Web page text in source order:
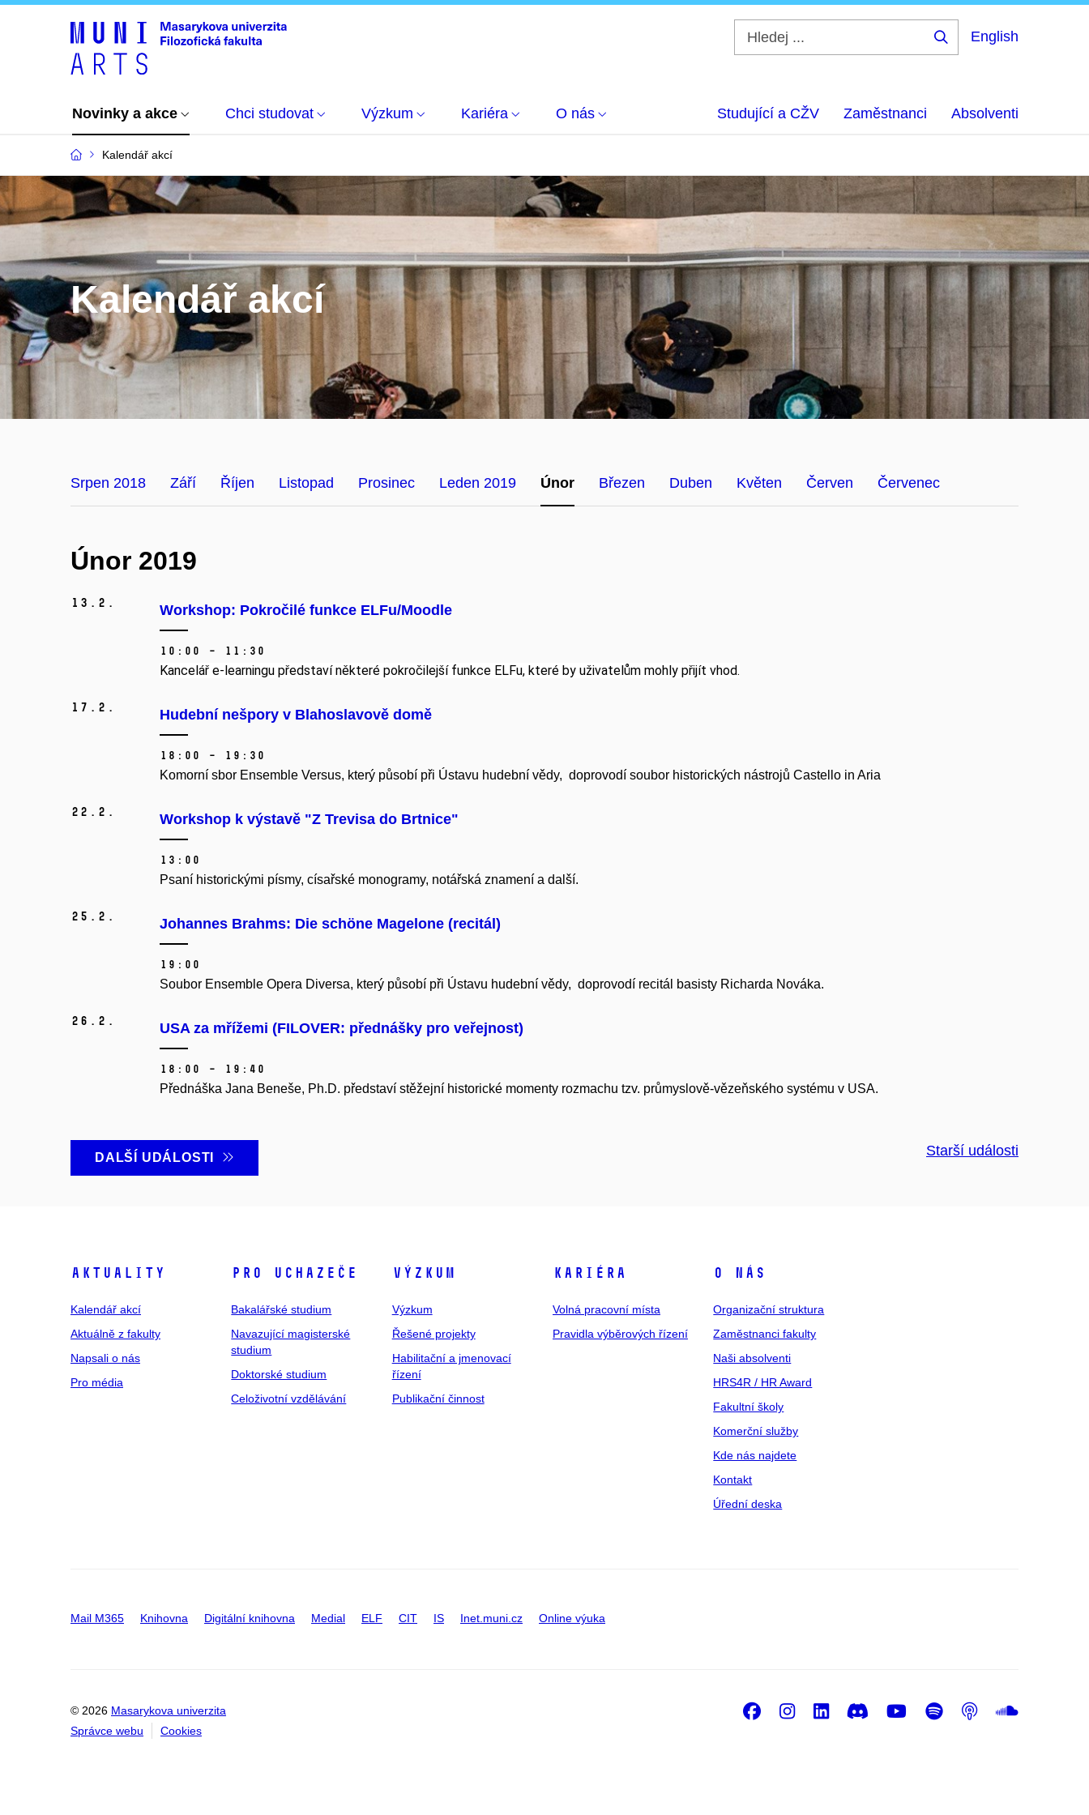
English
Novinky a akce Chci studovat Výzkum Kariéra O nás Studující a CŽV Zaměstnanci Absolventi
Kalendář akcí
Kalendář akcí
Srpen 2018 Září Říjen Listopad Prosinec Leden 2019 Únor Březen Duben Květen Červen Červenec
Únor 2019
13. 2. Workshop: Pokročilé funkce ELFu/Moodle
10:00 – 11:30
Kancelář e-learningu představí některé pokročilejší funkce ELFu, které by uživatelům mohly přijít vhod.
17. 2. Hudební nešpory v Blahoslavově domě
18:00 – 19:30
Komorní sbor Ensemble Versus, který působí při Ústavu hudební vědy, doprovodí soubor historických nástrojů Castello in Aria
22. 2. Workshop k výstavě "Z Trevisa do Brtnice"
13:00
Psaní historickými písmy, císařské monogramy, notářská znamení a další.
25. 2. Johannes Brahms: Die schöne Magelone (recitál)
19:00
Soubor Ensemble Opera Diversa, který působí při Ústavu hudební vědy, doprovodí recitál basisty Richarda Nováka.
26. 2. USA za mřížemi (FILOVER: přednášky pro veřejnost)
18:00 – 19:40
Přednáška Jana Beneše, Ph.D. představí stěžejní historické momenty rozmachu tzv. průmyslově-vězeňského systému v USA.
DALŠÍ UDÁLOSTI Starší události
Aktuality
Kalendář akcí
Aktuálně z fakulty
Napsali o nás
Pro média
Pro uchazeče
Bakalářské studium
Navazující magisterské
studium
Doktorské studium
Celoživotní vzdělávání
Výzkum
Výzkum
Řešené projekty
Habilitační a jmenovací
řízení
Publikační činnost
Kariéra
Volná pracovní místa
Pravidla výběrových řízení
O nás
Organizační struktura
Zaměstnanci fakulty
Naši absolventi
HRS4R / HR Award
Fakultní školy
Komerční služby
Kde nás najdete
Kontakt
Úřední deska
Mail M365 Knihovna Digitální knihovna Medial ELF CIT IS Inet.muni.cz Online výuka
© 2026 Masarykova univerzita
Správce webu
Cookies
Facebook
Instagram
LinkedIn
DiscordYoutube
Spotify
Podcast